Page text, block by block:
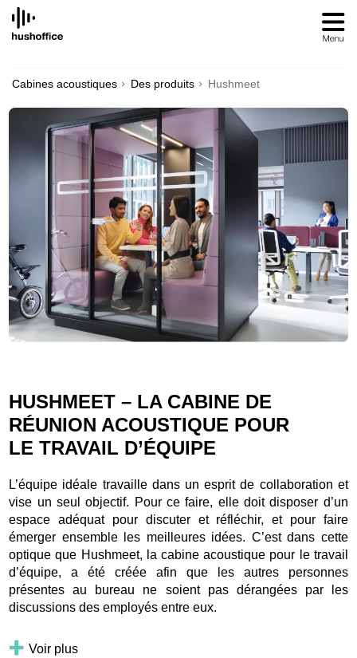
SKIP
CONTENT
Cabines acoustiques Des produits Hushmeet
HUSHMEET – LA CABINE DE
RÉUNION ACOUSTIQUE POUR
LE TRAVAIL D’ÉQUIPE
L’équipe idéale travaille dans un esprit de collaboration et
vise un seul objectif. Pour ce faire, elle doit disposer d’un
espace adéquat pour discuter et réfléchir, et pour faire
émerger ensemble les meilleures idées. C’est dans cette
optique que Hushmeet, la cabine acoustique pour le travail
d’équipe, a été créée afin que les autres personnes
présentes au bureau ne soient pas dérangées par les
discussions des employés entre eux.
Voir plus